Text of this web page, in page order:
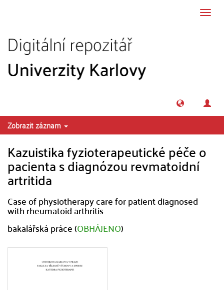
Zobrazit záznam
Kazuistika fyzioterapeutické péče o
pacienta s diagnózou revmatoidní
artritida
Case of physiotherapy care for patient diagnosed
with rheumatoid arthritis
bakalářská práce (OBHÁJENO)